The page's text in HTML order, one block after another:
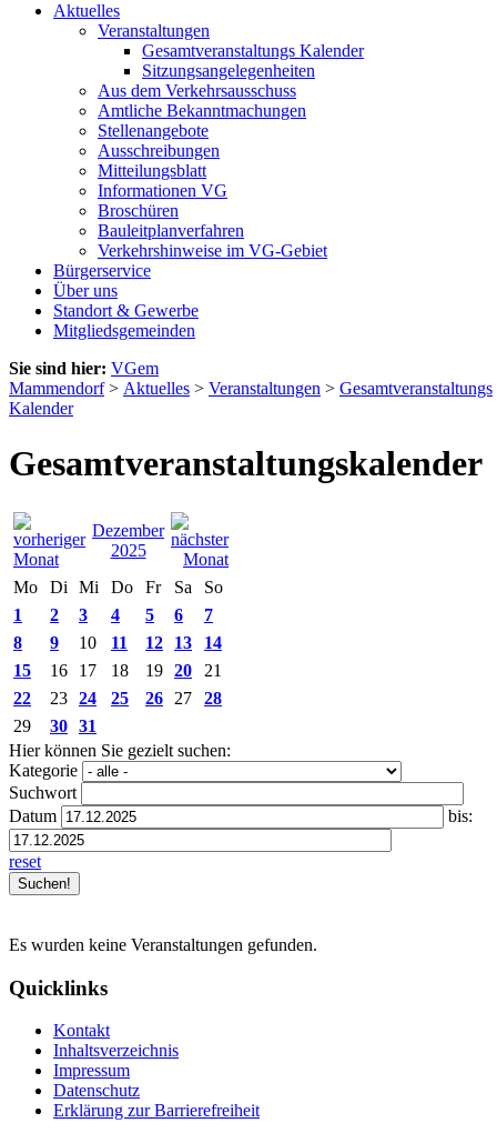
Aktuelles
Veranstaltungen
Gesamtveranstaltungs Kalender
Sitzungsangelegenheiten
Aus dem Verkehrsausschuss
Amtliche Bekanntmachungen
Stellenangebote
Ausschreibungen
Mitteilungsblatt
Informationen VG
Broschüren
Bauleitplanverfahren
Verkehrshinweise im VG-Gebiet
Bürgerservice
Über uns
Standort & Gewerbe
Mitgliedsgemeinden
Sie sind hier: VGem
Mammendorf> Aktuelles > Veranstaltungen > Gesamtveranstaltungs
Kalender
Gesamtveranstaltungskalender
Dezember
2025
Mo
Di Mi Do Fr Sa
So
1
2 3 4 5 6
7
8
9 10 11 12 13
14
15
16 17 18 19 20
21
22
23 24 25 26 27
28
29
30 31
Hier können Sie gezielt suchen:
Kategorie
Suchwort
Datum
bis:
reset
Es wurden keine Veranstaltungen gefunden.
Quicklinks
Kontakt
Inhaltsverzeichnis
Impressum
Datenschutz
Erklärung zur Barrierefreiheit